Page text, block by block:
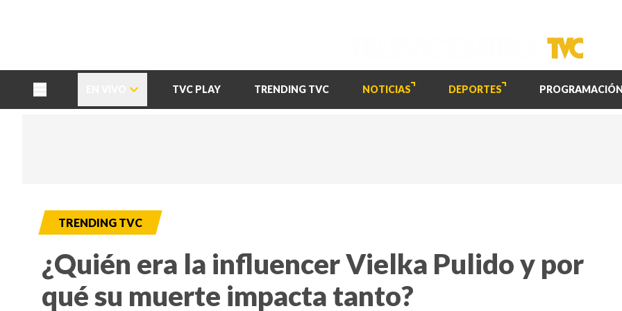
TVC PLAY TRENDING TVC NOTICIAS DEPORTES PROGRAMACIÓN
TRENDING TVC
¿Quién era la influencer Vielka Pulido y por
qué su muerte impacta tanto?